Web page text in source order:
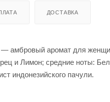
ДОСТАВКА
— амбровый аромат для
и Лимон; средние ноты:
индонезийского пачули.